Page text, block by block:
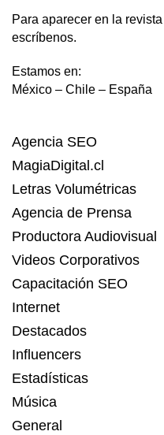
Para aparecer en la
escríbenos.
Estamos en:
México – Chile – España
Agencia SEO
MagiaDigital.cl
Letras Volumétricas
Agencia de Prensa
Productora Audiovisual
Videos Corporativos
Capacitación SEO
Internet
Destacados
Influencers
Estadísticas
Música
General